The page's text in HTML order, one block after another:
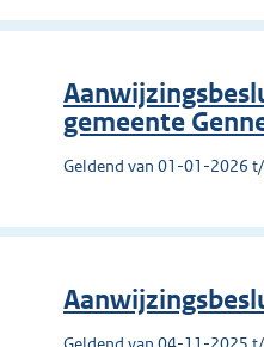
gemeente
Geldend van 01-01-2026